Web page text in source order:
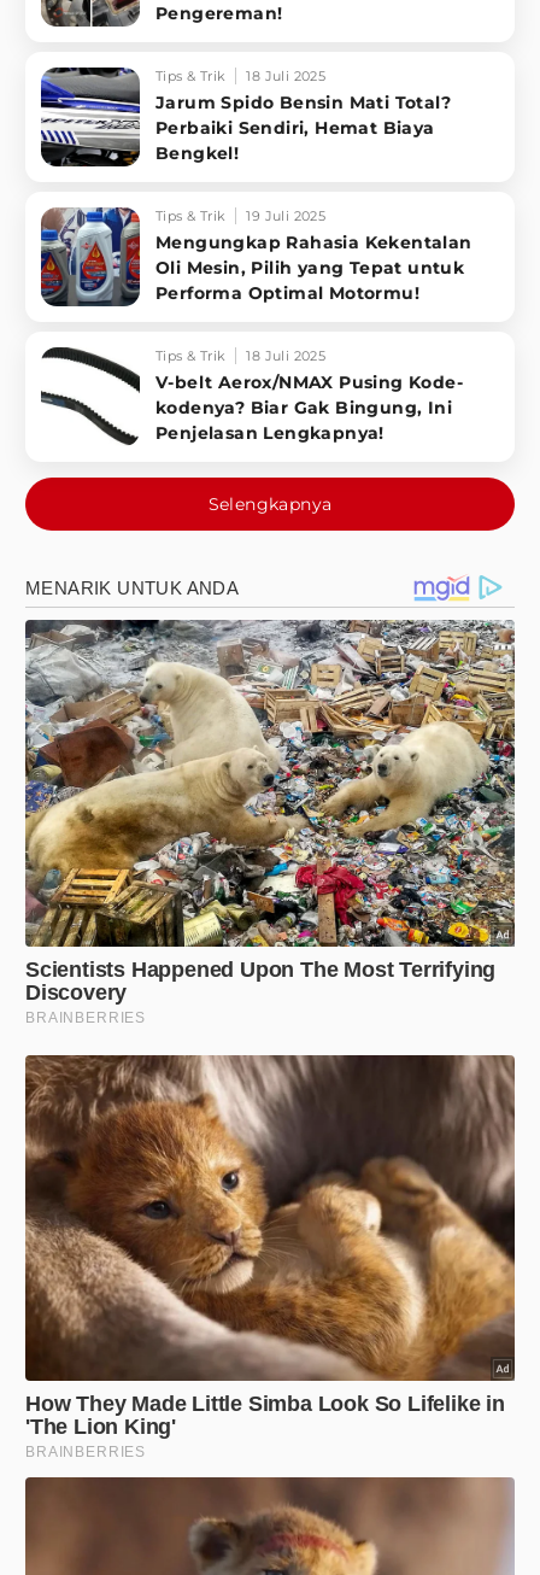
Pengereman!
Tips & Trik 18 Juli 2025
Jarum Spido Bensin Mati Total?
Perbaiki Sendiri, Hemat Biaya
Bengkel!
Tips & Trik 19 Juli 2025
Mengungkap Rahasia Kekentalan
Oli Mesin, Pilih yang Tepat untuk
Performa Optimal Motormu!
Tips & Trik 18 Juli 2025
V-belt Aerox/NMAX Pusing Kode-
kodenya? Biar Gak Bingung, Ini
Penjelasan Lengkapnya!
Selengkapnya